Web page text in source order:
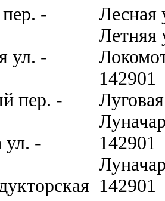
-
ул. -
пер. -
ул. -
Лесная
Летняя
142901
142901
142901